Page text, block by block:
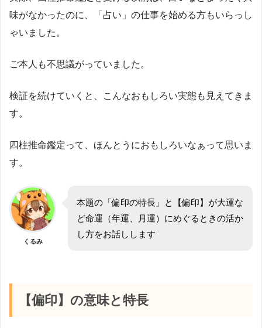
味がなかったのに、「占い」の仕事を始める方もいらっし
ゃいました。
ご本人も不思議がっていました。
検証を続けていくと、こんなおもしろい実態も見えてきま
す。
四柱推命鑑定って、ほんとうにおもしろいなぁって思いま
す。
くるみ
本題の「偏印の特長」と【偏印】が大運な
ど命運（年運、月運）にめぐるときの活か
し方をお話しします
【偏印】の意味と特長